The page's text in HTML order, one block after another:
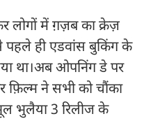
लोगों में ग़ज़ब का क्रेज़
ही एडवांस बुकिंग के
था।अब ओपनिंग डे पर
फ़िल्म ने सभी को चौंका
भुलैया 3 रिलीज के